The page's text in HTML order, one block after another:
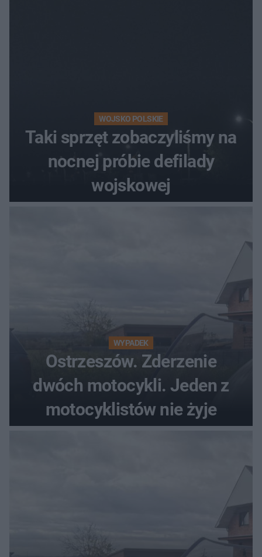
WOJSKO POLSKIE
Taki sprzęt zobaczyliśmy na
nocnej próbie defilady
wojskowej
WYPADEK
Ostrzeszów. Zderzenie
dwóch motocykli. Jeden z
motocyklistów nie żyje